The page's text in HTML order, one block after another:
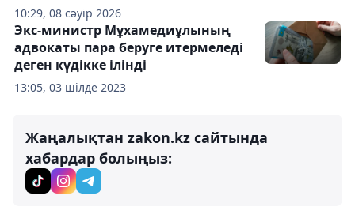
10:29, 08 сәуір 2026
13:05, 03 шілде 2023
Экс-министр Мұхамедиұлының
адвокаты пара беруге итермеледі
деген күдікке ілінді
Жаңалықтан zakon.kz сайтында
хабардар болыңыз: